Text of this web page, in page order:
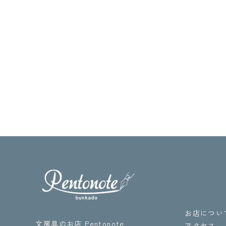
文房具のお店 Pentonote
お店につい